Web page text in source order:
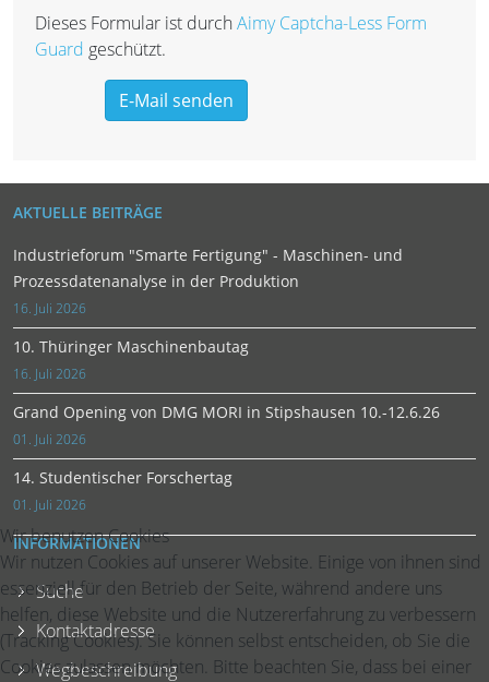
Dieses Formular ist durchAimy Captcha-Less Form
Guard geschützt.
E-Mail senden
AKTUELLE BEITRÄGE
Industrieforum "Smarte Fertigung" - Maschinen- und
Prozessdatenanalyse in der Produktion
16. Juli 2026
10. Thüringer Maschinenbautag
16. Juli 2026
Grand Opening von DMG MORI in Stipshausen 10.-12.6.26
01. Juli 2026
14. Studentischer Forschertag
01. Juli 2026
INFORMATIONEN
Suche
Kontaktadresse
Wegbeschreibung
Wir benutzen Cookies
Wir nutzen Cookies auf unserer Website. Einige von ihnen sind
essenziell für den Betrieb der Seite, während andere uns
helfen, diese Website und die Nutzererfahrung zu verbessern
(Tracking Cookies). Sie können selbst entscheiden, ob Sie die
Cookies zulassen möchten. Bitte beachten Sie, dass bei einer